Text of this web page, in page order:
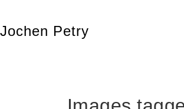
Jochen Petry